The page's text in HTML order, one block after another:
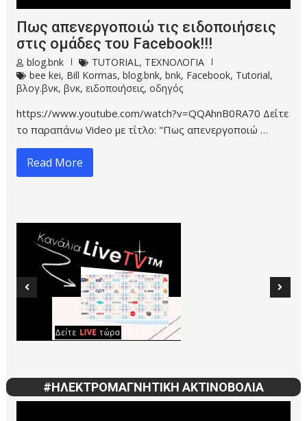
Πως απενεργοποιώ τις ειδοποιήσεις
στις ομάδες του Facebook!!!
blog.bnk TUTORIAL , ΤΕΧΝΟΛΟΓΙΑ
bee kei, Bill Kormas,blog.bnk,bnk, Facebook, Tutorial,
βλογ.βνκ,βνκ,ειδοποιήσεις,οδηγός
https://www.youtube.com/watch?v=QQAhnB0RA70 Δείτε
το παραπάνω Video με τίτλο: "Πως απενεργοποιώ …
Read More
#ΗΛΕΚΤΡΟΜΑΓΝΗΤΙΚΗ ΑΚΤΙΝΟΒΟΛΙΑ